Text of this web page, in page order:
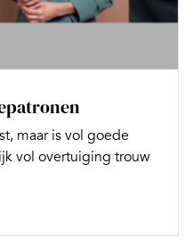
maar is vol goede
vol overtuiging trouw